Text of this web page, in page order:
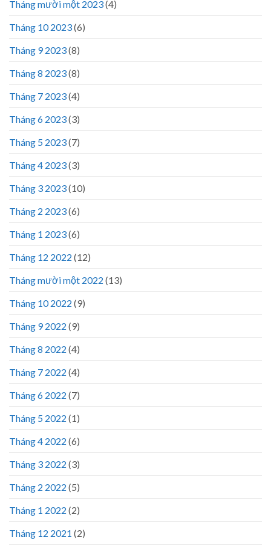
Tháng mười một 2023(4)
Tháng 10 2023(6)
Tháng 9 2023(8)
Tháng 8 2023(8)
Tháng 7 2023(4)
Tháng 6 2023(3)
Tháng 5 2023(7)
Tháng 4 2023(3)
Tháng 3 2023(10)
Tháng 2 2023(6)
Tháng 1 2023(6)
Tháng 12 2022 (12)
Tháng mười một 2022 (13)
Tháng 10 2022 (9)
Tháng 9 2022 (9)
Tháng 8 2022 (4)
Tháng 7 2022 (4)
Tháng 6 2022 (7)
Tháng 5 2022 (1)
Tháng 4 2022 (6)
Tháng 3 2022 (3)
Tháng 2 2022 (5)
Tháng 1 2022 (2)
Tháng 12 2021 (2)